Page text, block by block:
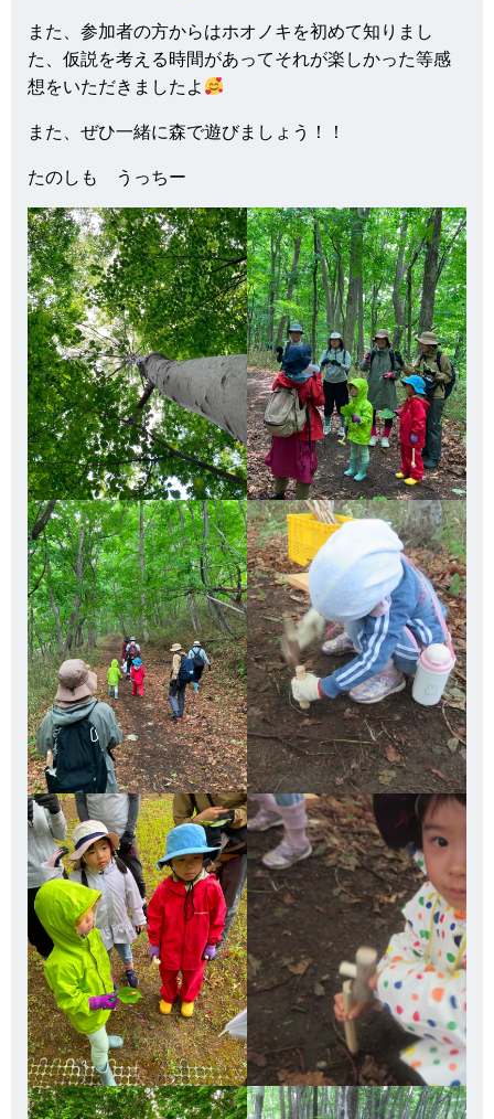
また、参加者の方からはホオノキを初めて知りまし
た、仮説を考える時間があってそれが楽しかった等感
想をいただきましたよ
また、ぜひ一緒に森で遊びましょう！！
たのしも うっちー